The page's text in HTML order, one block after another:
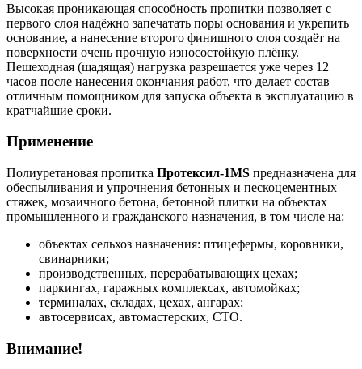
Высокая проникающая способность пропитки позволяет с
первого слоя надёжно запечатать поры основания и укрепить
основание, а нанесение второго финишного слоя создаёт на
поверхности очень прочную износостойкую плёнку.
Пешеходная (щадящая) нагрузка разрешается уже через 12
часов после нанесения окончания работ, что делает состав
отличным помощником для запуска объекта в эксплуатацию в
кратчайшие сроки.
Применение
Полиуретановая пропитка Протексил-1MS предназначена для
обеспыливания и упрочнения бетонных и пескоцементных
стяжек, мозаичного бетона, бетонной плитки на объектах
промышленного и гражданского назначения, в том числе на:
объектах сельхоз назначения: птицефермы, коровники,
свинарники;
производственных, перерабатывающих цехах;
паркингах, гаражных комплексах, автомойках;
терминалах, складах, цехах, ангарах;
автосервисах, автомастерских, СТО.
Внимание!